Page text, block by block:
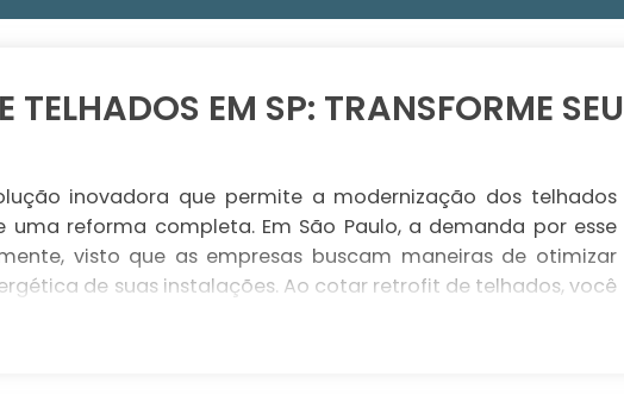
TELHADOS EM SP: TRANSFORME SEU
inovadora que permite a modernização dos telhados
uma reforma completa. Em São Paulo, a demanda por esse
visto que as empresas buscam maneiras de otimizar
de suas instalações. Ao cotar retrofit de telhados, você
que traz diversos benefícios, como redução de perdas
e um apelo estético moderno que valoriza seu espaço.